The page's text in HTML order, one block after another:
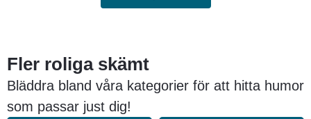
Fler roliga skämt
Bläddra bland våra kategorier för att hitta humor
som passar just dig!